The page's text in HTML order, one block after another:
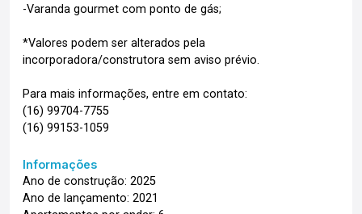
-Varanda gourmet com ponto de gás;
*Valores podem ser alterados pela
incorporadora/construtora sem aviso prévio.
Para mais informações, entre em contato:
(16) 99704-7755
(16) 99153-1059
Informações
Ano de construção: 2025
Ano de lançamento: 2021